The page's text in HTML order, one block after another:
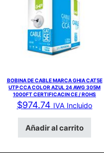
BOBINA DE CABLE MARCA GHIA CAT5E
UTP CCA COLOR AZUL 24 AWG 305M
1000FT CERTIFICACIN CE / ROHS
$974.74 IVA Incluido
Añadir al carrito